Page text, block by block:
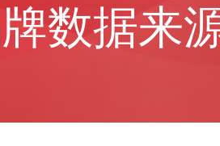
数据来